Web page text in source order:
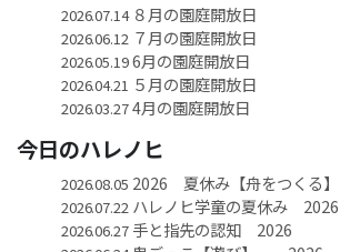
2026.07.14８月の園庭開放日
2026.06.12 ７月の園庭開放日
2026.05.196月の園庭開放日
2026.04.21 ５月の園庭開放日
2026.03.274月の園庭開放日
今日のハレノヒ
2026.08.05 2026 夏休み【舟をつくる】
2026.07.22 ハレノヒ学童の夏休み 2026
2026.06.27手と指先の認知 2026